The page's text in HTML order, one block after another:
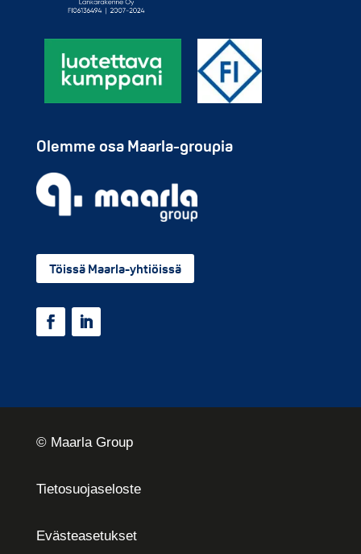
Olemme osa Maarla-groupia
Töissä Maarla-yhtiöissä
© Maarla Group
Tietosuojaseloste
Eväste­asetukset